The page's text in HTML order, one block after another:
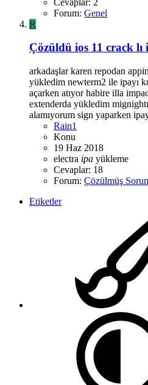
Forum: Genel
R
Çözüldü ios 11 crack
arkadaşlar karen repodan
yükledim newterm2 ile ipayı
açarken atıyor habire illa
extenderda yükledim
alamıyorum sign yaparken
Rain1
Konu
19 Haz 2018
electra ipa yükleme
Cevaplar: 18
Forum: Çözülmüş
Etiketler